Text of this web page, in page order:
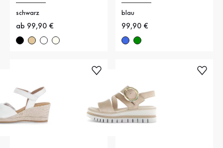
schwarz
Neuer Preis
ab 99,90 €
blau
Neuer Preis
99,90 €